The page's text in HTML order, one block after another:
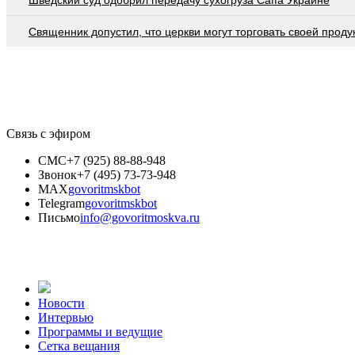
Священник допустил, что церкви могут торговать своей
Связь с эфиром
СМС+7 (925) 88-88-948
Звонок+7 (495) 73-73-948
MAXgovoritmskbot
Telegramgovoritmskbot
Письмоinfo@govoritmoskva.ru
Новости
Интервью
Программы и ведущие
Сетка вещания